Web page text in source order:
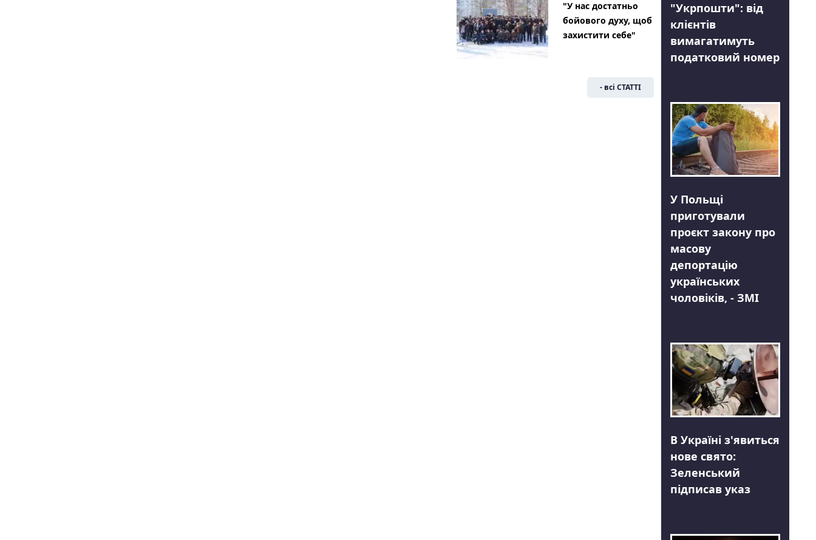
"У нас достатньо
бойового духу, щоб
захистити себе"
- всі СТАТТІ
"Укрпошти": від
клієнтів
вимагатимуть
податковий номер
У Польщі
приготували
проєкт закону про
масову
депортацію
українських
чоловіків, - ЗМІ
В Україні з'явиться
нове свято:
Зеленський
підписав указ